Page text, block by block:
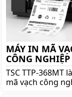
MÁY IN MÃ
CÔNG NGHIỆP
TTP-368MT
TSC TTP-368MT
mã vạch công